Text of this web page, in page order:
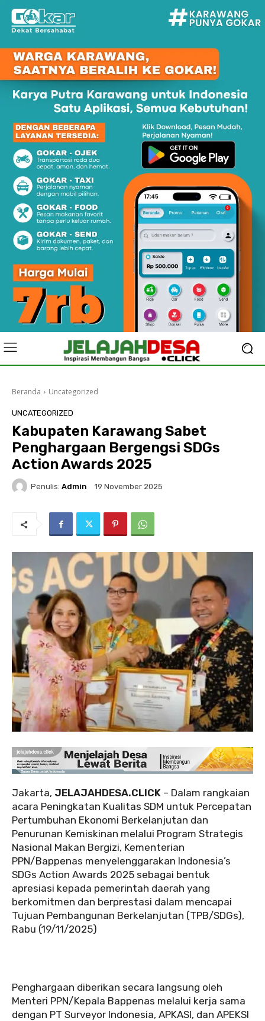
Beranda Uncategorized
UNCATEGORIZED
Kabupaten Karawang Sabet
Penghargaan Bergengsi SDGs
Action Awards 2025
Penulis: Admin 19 November 2025
Jakarta, JELAJAHDESA.CLICK – Dalam rangkaian
acara Peningkatan Kualitas SDM untuk Percepatan
Pertumbuhan Ekonomi Berkelanjutan dan
Penurunan Kemiskinan melalui Program Strategis
Nasional Makan Bergizi, Kementerian
PPN/Bappenas menyelenggarakan Indonesia’s
SDGs Action Awards 2025 sebagai bentuk
apresiasi kepada pemerintah daerah yang
berkomitmen dan berprestasi dalam mencapai
Tujuan Pembangunan Berkelanjutan (TPB/SDGs),
Rabu (19/11/2025)
Penghargaan diberikan secara langsung oleh
Menteri PPN/Kepala Bappenas melalui kerja sama
dengan PT Surveyor Indonesia, APKASI, dan APEKSI